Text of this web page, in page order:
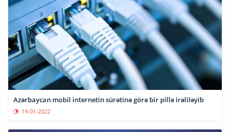
Azərbaycan mobil internetin sürətinə görə bir pillə irəliləyib
19-01-2022